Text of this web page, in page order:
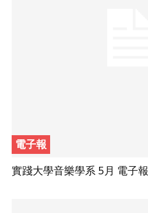
電子報
實踐大學音樂學系 5月 電子報